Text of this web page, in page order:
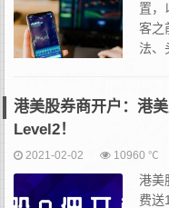
置，
客之
法、
港美股券商开户：港
Level2！
2021-02-02 10960 ℃
港美
费送